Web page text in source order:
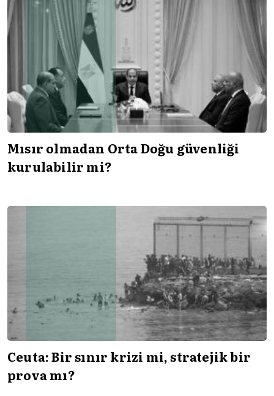
Mısır olmadan Orta Doğu güvenliği
kurulabilir mi?
Ceuta: Bir sınır krizi mi, stratejik bir
prova mı?